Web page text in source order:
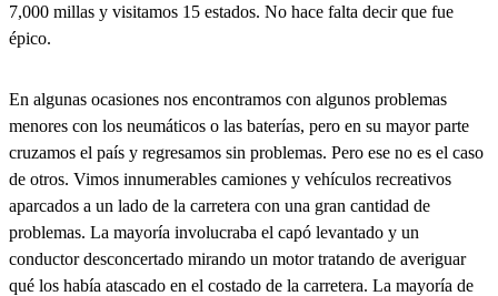
7,000 millas y visitamos 15 estados. No hace falta decir que fue
épico.
En algunas ocasiones nos encontramos con algunos problemas
menores con los neumáticos o las baterías, pero en su mayor parte
cruzamos el país y regresamos sin problemas. Pero ese no es el caso
de otros. Vimos innumerables camiones y vehículos recreativos
aparcados a un lado de la carretera con una gran cantidad de
problemas. La mayoría involucraba el capó levantado y un
conductor desconcertado mirando un motor tratando de averiguar
qué los había atascado en el costado de la carretera. La mayoría de